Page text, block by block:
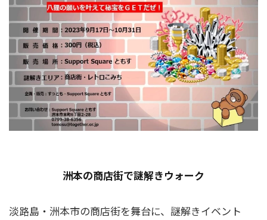
洲本の商店街で謎解きウォーク
淡路島・洲本市の商店街を舞台に、謎解きイベント